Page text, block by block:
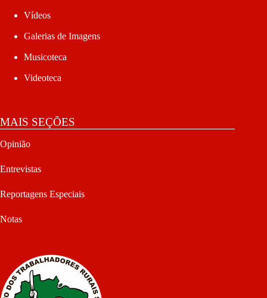
Vídeos
Galerias de Imagens
Musicoteca
Videoteca
MAIS SEÇÕES
Opinião
Entrevistas
Reportagens Especiais
Notas